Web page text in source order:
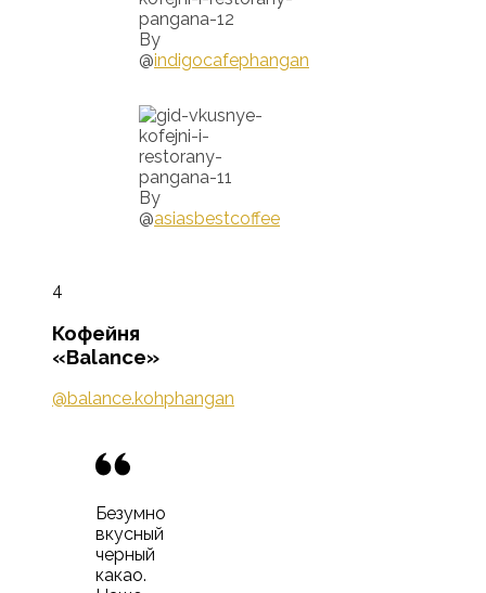
By
@indigocafephangan
By
@asiasbestcoffee
4
Кофейня
«Balance»
@balance.kohphangan
Безумно
вкусный
черный
какао.